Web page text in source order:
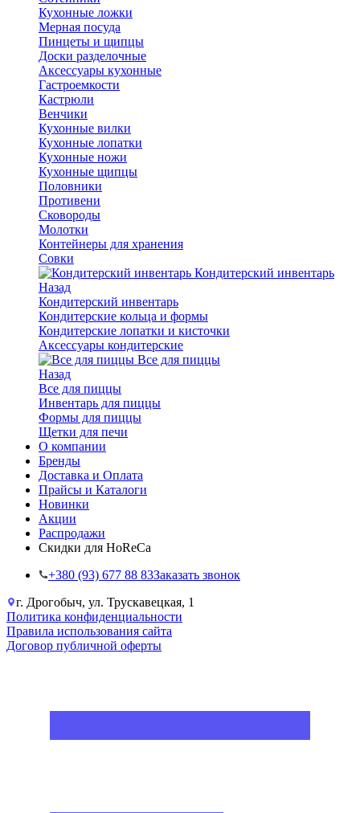
Кухонные ложки
Мерная посуда
Пинцеты и щипцы
Доски разделочные
Аксессуары кухонные
Гастроемкости
Кастрюли
Венчики
Кухонные вилки
Кухонные лопатки
Кухонные ножи
Кухонные щипцы
Половники
Противени
Сковороды
Молотки
Контейнеры для хранения
Совки
Кондитерский инвентарь
Назад
Кондитерский инвентарь
Кондитерские кольца и формы
Кондитерские лопатки и кисточки
Аксессуары кондитерские
Все для пиццы
Назад
Все для пиццы
Инвентарь для пиццы
Формы для пиццы
Щетки для печи
О компании
Бренды
Доставка и Оплата
Прайсы и Каталоги
Новинки
Акции
Распродажи
Скидки для HoReCa
+38‎0 (93) 677 88 83Заказать звонок
г. Дрогобыч, ул. Трускавецкая, 1
Политика конфиденциальности
Правила использования сайта
Договор публичной оферты